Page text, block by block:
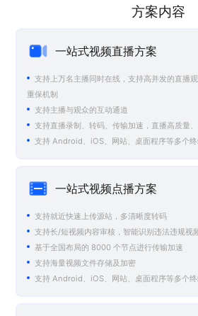
方案内容
一站式视频直播方案
支持上万名主播同时在线，支持高并发的直播
重保机制
支持主播与观众的互动通道
支持直播录制、转码、传输加速，直播高质量
支持 Android、iOS、网站、桌面程序等多个
一站式视频点播方案
支持就近快速上传源站，多清晰度转码
支持长/短视频内容审核，智能识别违法违规视
基于全国布局的 8000 个节点进行传输加速
支持海量视频文件存储及加密
支持 Android、iOS、网站、桌面程序等多个